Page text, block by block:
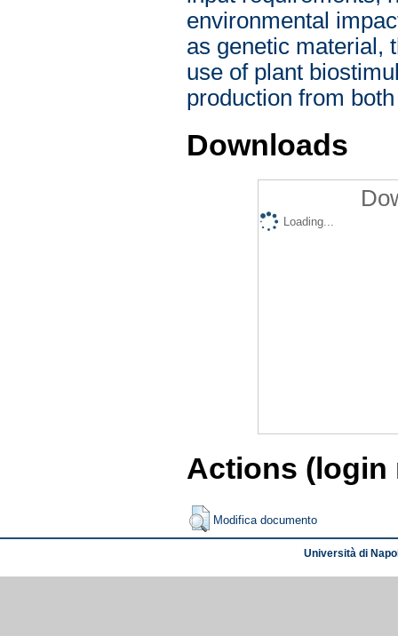
environmental
as genetic material,
use of plant
production from
Downloads
Loading...
Actions (login
Modifica documento
Università di